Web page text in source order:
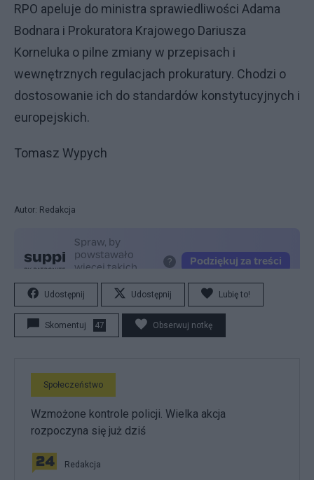
RPO apeluje do ministra sprawiedliwości Adama
Bodnara i Prokuratora Krajowego Dariusza
Korneluka o pilne zmiany w przepisach i
wewnętrznych regulacjach prokuratury. Chodzi o
dostosowanie ich do standardów konstytucyjnych i
europejskich.
Tomasz Wypych
Autor: Redakcja
Udostępnij Udostępnij Lubię to!
Skomentuj 47 Obserwuj notkę
Społeczeństwo
Wzmożone kontrole policji. Wielka akcja
rozpoczyna się już dziś
Redakcja